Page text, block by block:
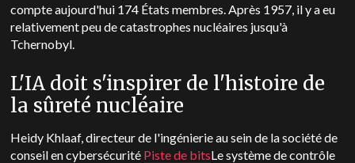
compte aujourd'hui 174 États membres. Après 1957, il y a eu
relativement peu de catastrophes nucléaires jusqu'à
Tchernobyl.
L'IA doit s'inspirer de l'histoire de
la sûreté nucléaire
Heidy Khlaaf, directeur de l'ingénierie au sein de la société de
conseil en cybersécurité Piste de bitsLe système de contrôle